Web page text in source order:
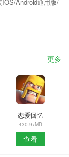
IOS/Android通用版/
更多
恋爱回忆
430.97MB
查看